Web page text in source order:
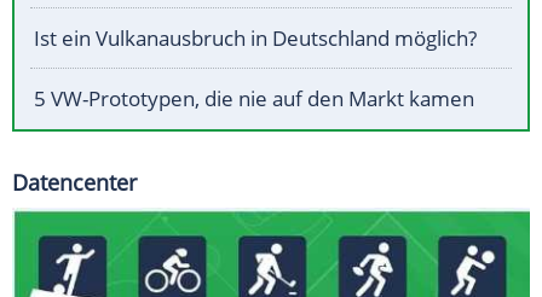
Ist ein Vulkanausbruch in Deutschland möglich?
5 VW-Prototypen, die nie auf den Markt kamen
Datencenter